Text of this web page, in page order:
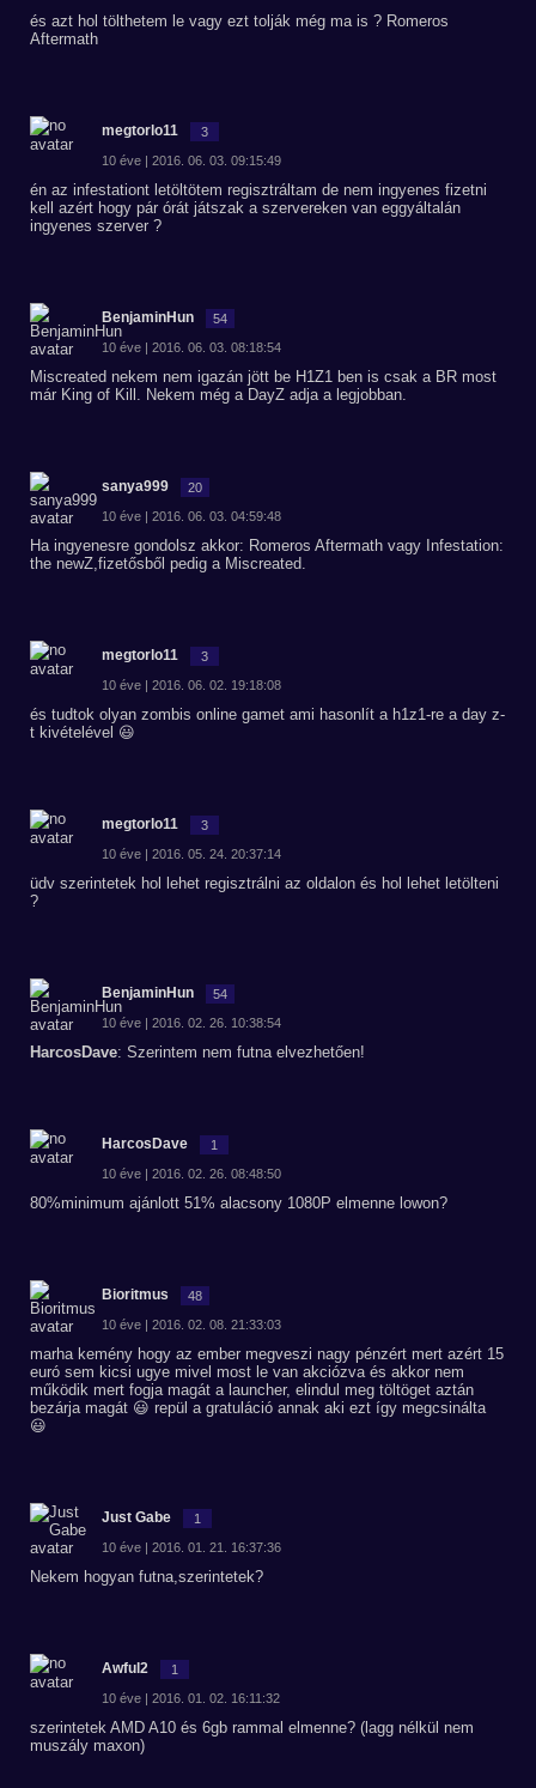
és azt hol tölthetem le vagy ezt tolják még ma is ? Romeros
Aftermath
megtorlo11 3
10 éve | 2016. 06. 03. 09:15:49
én az infestationt letöltötem regisztráltam de nem ingyenes fizetni
kell azért hogy pár órát játszak a szervereken van eggyáltalán
ingyenes szerver ?
BenjaminHun 54
10 éve | 2016. 06. 03. 08:18:54
Miscreated nekem nem igazán jött be H1Z1 ben is csak a BR most
már King of Kill. Nekem még a DayZ adja a legjobban.
sanya999 20
10 éve | 2016. 06. 03. 04:59:48
Ha ingyenesre gondolsz akkor: Romeros Aftermath vagy Infestation:
the newZ,fizetősből pedig a Miscreated.
megtorlo11 3
10 éve | 2016. 06. 02. 19:18:08
és tudtok olyan zombis online gamet ami hasonlít a h1z1-re a day z-
t kivételével 😃
megtorlo11 3
10 éve | 2016. 05. 24. 20:37:14
üdv szerintetek hol lehet regisztrálni az oldalon és hol lehet letölteni
?
BenjaminHun 54
10 éve | 2016. 02. 26. 10:38:54
HarcosDave: Szerintem nem futna elvezhetően!
HarcosDave 1
10 éve | 2016. 02. 26. 08:48:50
80%minimum ajánlott 51% alacsony 1080P elmenne lowon?
Bioritmus 48
10 éve | 2016. 02. 08. 21:33:03
marha kemény hogy az ember megveszi nagy pénzért mert azért 15
euró sem kicsi ugye mivel most le van akciózva és akkor nem
működik mert fogja magát a launcher, elindul meg töltöget aztán
bezárja magát 😃 repül a gratuláció annak aki ezt így megcsinálta
😃
Just Gabe 1
10 éve | 2016. 01. 21. 16:37:36
Nekem hogyan futna,szerintetek?
Awful2 1
10 éve | 2016. 01. 02. 16:11:32
szerintetek AMD A10 és 6gb rammal elmenne? (lagg nélkül nem
muszály maxon)